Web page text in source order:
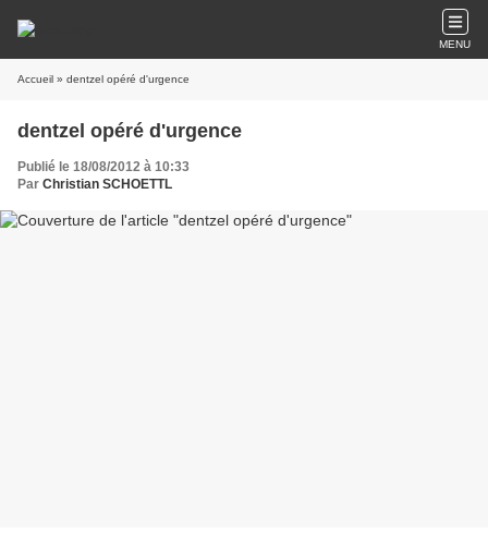
MENU
Accueil » dentzel opéré d'urgence
dentzel opéré d'urgence
Publié le 18/08/2012 à 10:33
Par Christian SCHOETTL